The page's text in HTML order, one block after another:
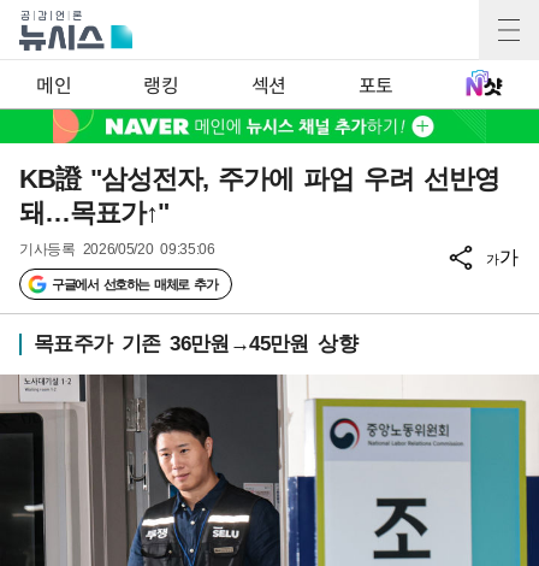
메인 랭킹 섹션 포토
KB證 "삼성전자, 주가에 파업 우려 선반영
돼…목표가↑"
기사등록 2026/05/20 09:35:06
구글에서 선호하는 매체로 추가
가가
목표주가 기존 36만원→45만원 상향